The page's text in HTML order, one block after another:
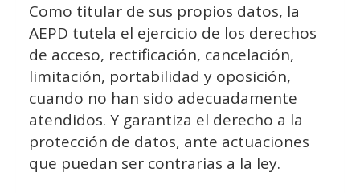
Como titular de sus propios datos, la
AEPD tutela el ejercicio de los derechos
de acceso, rectificación, cancelación,
limitación, portabilidad y oposición,
cuando no han sido adecuadamente
atendidos. Y garantiza el derecho a la
protección de datos, ante actuaciones
que puedan ser contrarias a la ley.